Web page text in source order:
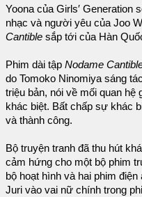
Yoona của Girls′ Generation
nhạc và người yêu của Joo
Cantible sắp tới của Hàn
Phim dài tập Nodame
do Tomoko Ninomiya sáng
triệu bản, nói về mối quan hệ
khác biệt. Bất chấp sự khác
và thành công.
Bộ truyện tranh đã thu hút
cảm hứng cho một bộ phim
bộ hoạt hình và hai phim
Juri vào vai nữ chính trong